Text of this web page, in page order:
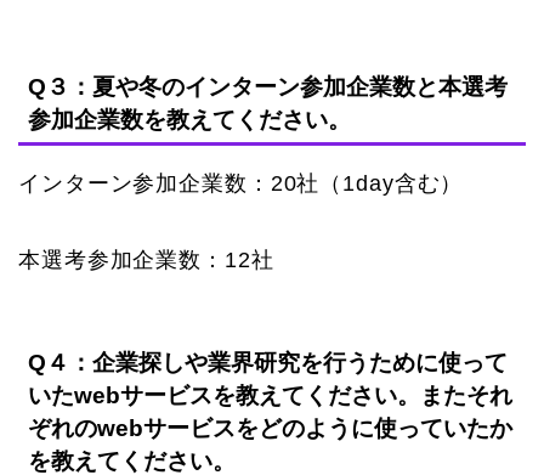
Q３：夏や冬のインターン参加企業数と本選考
参加企業数を教えてください。
インターン参加企業数：20社（1day含む）
本選考参加企業数：12社
Q４：企業探しや業界研究を行うために使って
いたwebサービスを教えてください。またそれ
ぞれのwebサービスをどのように使っていたか
を教えてください。